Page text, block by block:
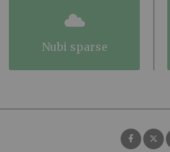
nubi sparse